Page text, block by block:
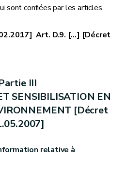
sont confiées par les articles
Art. D.9. [...] [Décret
III
SENSIBILISATION EN
[Décret
relative à